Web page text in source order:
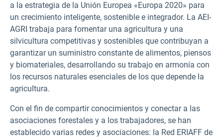
a la estrategia de la Unión Europea «Europa 2020» para
un crecimiento inteligente, sostenible e integrador. La AEI-
AGRI trabaja para fomentar una agricultura y una
silvicultura competitivas y sostenibles que contribuyan a
garantizar un suministro constante de alimentos, piensos
y biomateriales, desarrollando su trabajo en armonía con
los recursos naturales esenciales de los que depende la
agricultura.
Con el fin de compartir conocimientos y conectar a las
asociaciones forestales y a los trabajadores, se han
establecido varias redes y asociaciones: la Red ERIAFF de